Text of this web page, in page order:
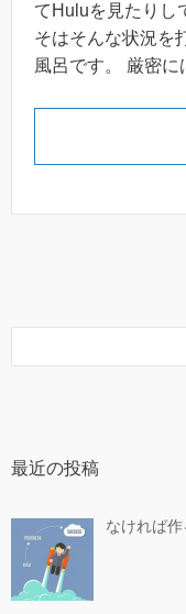
てHuluを見たりし
そはそんな状況を
風呂です。 厳密
最近の投稿
なければ